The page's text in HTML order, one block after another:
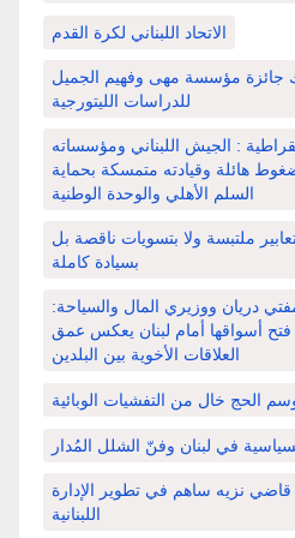
الاتحاد اللبناني لكرة القدم
جائزة مؤسسة مهى وفهيم الجميل
للدراسات الليتورجية
: الجيش اللبناني ومؤسساته
هائلة وقيادته متمسكة بحماية
السلم الأهلي والوحدة الوطنية
ملتبسة ولا بتسويات ناقصة بل
بسيادة كاملة
دريان ووزيري المال والسياحة:
فتح أسواقها أمام لبنان يعكس عمق
العلاقات الأخوية بين البلدين
الحج خال من التفشيات الوبائية
في لبنان وفنّ الشلل المُدار
نزيه ساهم في تطوير الإدارة
اللبنانية